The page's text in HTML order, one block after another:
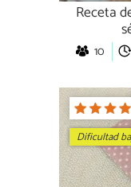
Receta
10
Dificultad